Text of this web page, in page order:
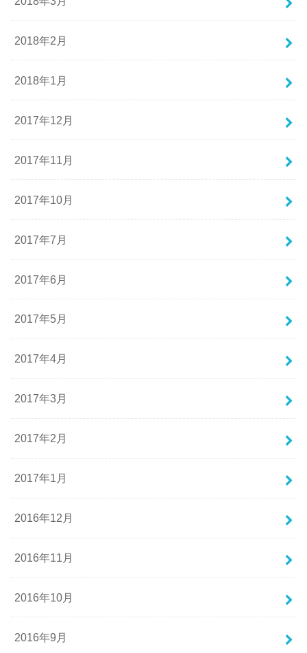
2018年2月
2018年1月
2017年12月
2017年11月
2017年10月
2017年7月
2017年6月
2017年5月
2017年4月
2017年3月
2017年2月
2017年1月
2016年12月
2016年11月
2016年10月
2016年9月